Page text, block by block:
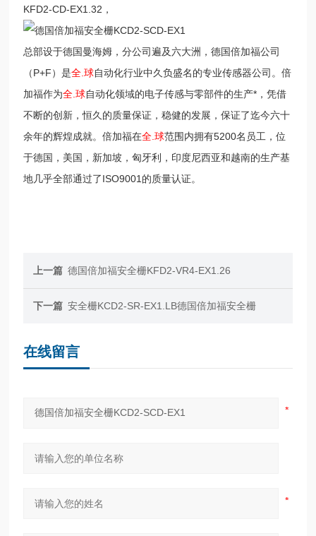
KFD2-CD-EX1.32，
总部设于德国曼海姆，分公司遍及六大洲，德国倍加福公司
（P+F）是全.球自动化行业中久负盛名的专业传感器公司。倍
加福作为全.球自动化领域的电子传感与零部件的生产*，凭借
不断的创新，恒久的质量保证，稳健的发展，保证了迄今六十
余年的辉煌成就。倍加福在全.球范围内拥有5200名员工，位
于德国，美国，新加坡，匈牙利，印度尼西亚和越南的生产基
地几乎全部通过了ISO9001的质量认证。
上一篇 德国倍加福安全栅KFD2-VR4-EX1.26
下一篇 安全栅KCD2-SR-EX1.LB德国倍加福安全栅
在线留言